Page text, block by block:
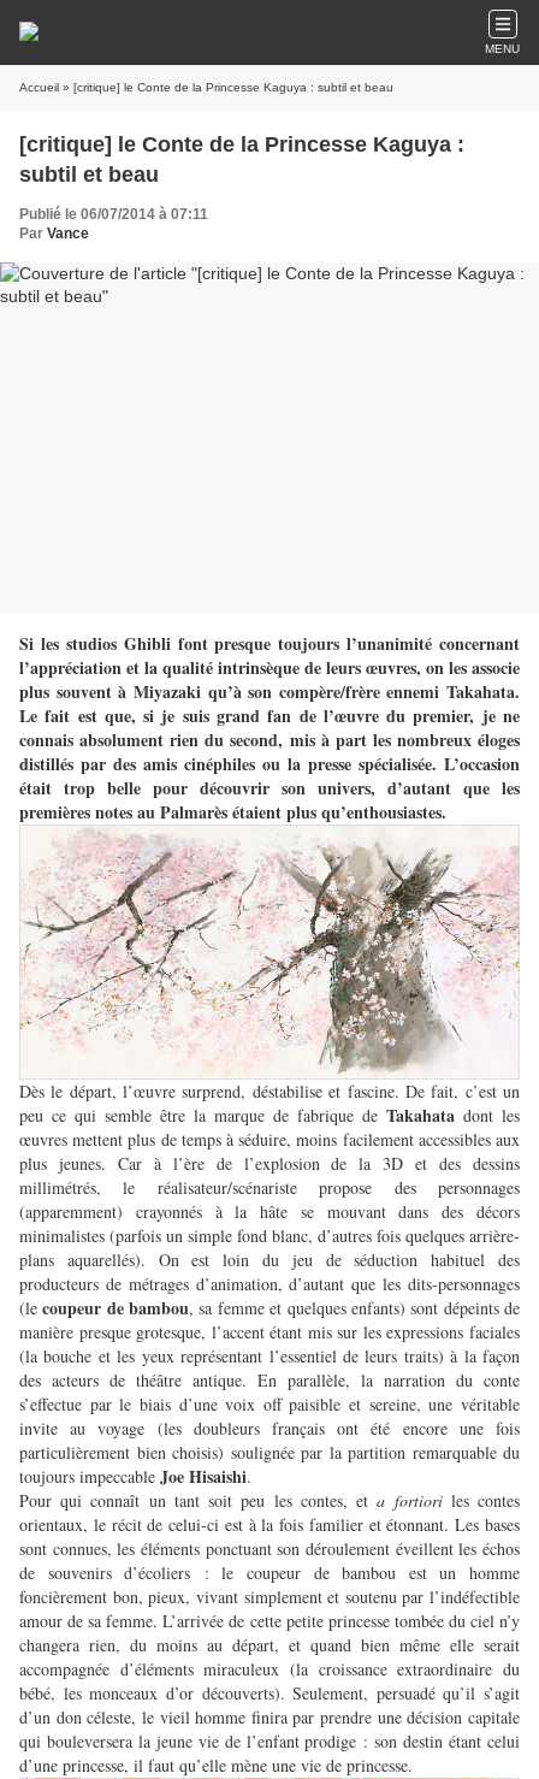
MENU
Accueil » [critique] le Conte de la Princesse Kaguya : subtil et beau
[critique] le Conte de la Princesse Kaguya :
subtil et beau
Publié le 06/07/2014 à 07:11
Par Vance
Si les studios Ghibli font presque toujours l’unanimité concernant
l’appréciation et la qualité intrinsèque de leurs œuvres, on les associe
plus souvent à Miyazaki qu’à son compère/frère ennemi Takahata.
Le fait est que, si je suis grand fan de l’œuvre du premier, je ne
connais absolument rien du second, mis à part les nombreux éloges
distillés par des amis cinéphiles ou la presse spécialisée. L’occasion
était trop belle pour découvrir son univers, d’autant que les
premières notes au Palmarès étaient plus qu’enthousiastes.
Dès le départ, l’œuvre surprend, déstabilise et fascine. De fait, c’est un
peu ce qui semble être la marque de fabrique de Takahata dont les
œuvres mettent plus de temps à séduire, moins facilement accessibles aux
plus jeunes. Car à l’ère de l’explosion de la 3D et des dessins
millimétrés, le réalisateur/scénariste propose des personnages
(apparemment) crayonnés à la hâte se mouvant dans des décors
minimalistes (parfois un simple fond blanc, d’autres fois quelques arrière-
plans aquarellés). On est loin du jeu de séduction habituel des
producteurs de métrages d’animation, d’autant que les dits-personnages
(lecoupeur de bambou, sa femme et quelques enfants) sont dépeints de
manière presque grotesque, l’accent étant mis sur les expressions faciales
(la bouche et les yeux représentant l’essentiel de leurs traits) à la façon
des acteurs de théâtre antique. En parallèle, la narration du conte
s’effectue par le biais d’une voix off paisible et sereine, une véritable
invite au voyage (les doubleurs français ont été encore une fois
particulièrement bien choisis) soulignée par la partition remarquable du
toujours impeccable Joe Hisaishi.
Pour qui connaît un tant soit peu les contes, eta fortioriles contes
orientaux, le récit de celui-ci est à la fois familier et étonnant. Les bases
sont connues, les éléments ponctuant son déroulement éveillent les échos
de souvenirs d’écoliers : le coupeur de bambou est un homme
foncièrement bon, pieux, vivant simplement et soutenu par l’indéfectible
amour de sa femme. L’arrivée de cette petite princesse tombée du ciel n’y
changera rien, du moins au départ, et quand bien même elle serait
accompagnée d’éléments miraculeux (la croissance extraordinaire du
bébé, les monceaux d’or découverts). Seulement, persuadé qu’il s’agit
d’un don céleste, le vieil homme finira par prendre une décision capitale
qui bouleversera la jeune vie de l’enfant prodige : son destin étant celui
d’une princesse, il faut qu’elle mène une vie de princesse.